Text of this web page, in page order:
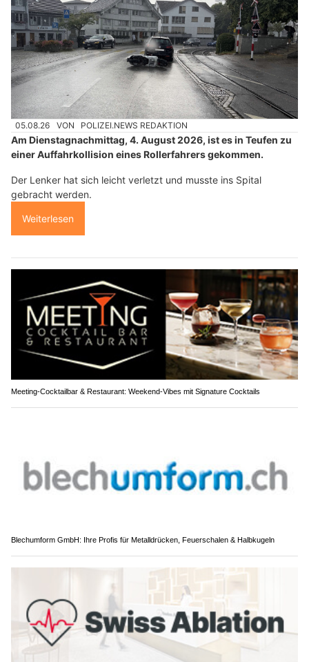
05.08.26 VON POLIZEI.NEWS REDAKTION
Am Dienstagnachmittag, 4. August 2026, ist es in Teufen zu
einer Auffahrkollision eines Rollerfahrers gekommen.
Der Lenker hat sich leicht verletzt und musste ins Spital
gebracht werden.
Weiterlesen
Meeting-Cocktailbar & Restaurant: Weekend-Vibes mit Signature Cocktails
Blechumform GmbH: Ihre Profis für Metalldrücken, Feuerschalen & Halbkugeln